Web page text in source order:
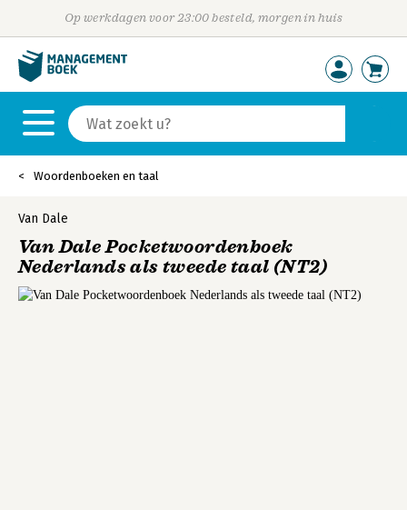
Op werkdagen voor 23:00 besteld, morgen in huis
Woordenboeken en taal
Van Dale
Van Dale Pocketwoordenboek
Nederlands als tweede taal (NT2)